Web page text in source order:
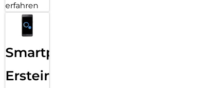
erfahren
Smartphone
Ersteinrichtung